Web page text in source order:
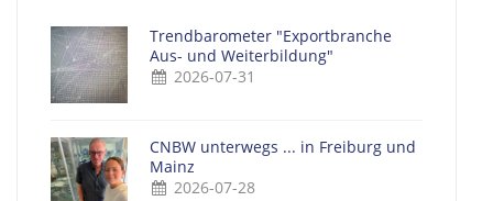
Trendbarometer "Exportbranche
Aus- und Weiterbildung"
2026-07-31
CNBW unterwegs ... in Freiburg und
Mainz
2026-07-28